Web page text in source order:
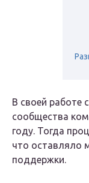
В своей работе
сообщества
году. Тогда
что оставляло
поддержки.